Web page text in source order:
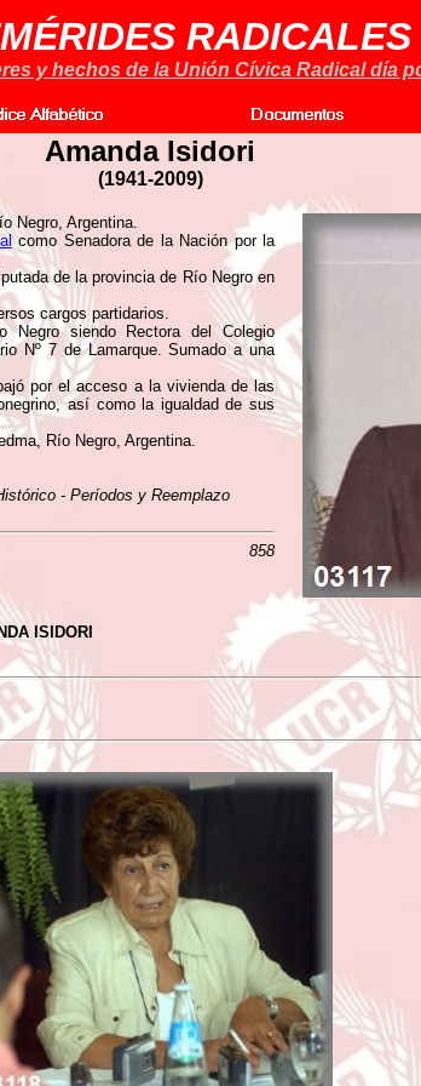
RADICALES
y hechos de la Unión Cívica Radical día
Amanda Isidori
(1941-2009)
Negro, Argentina.
como Senadora de la Nación por la
de la provincia de Río Negro en
cargos partidarios.
Negro siendo Rectora del Colegio
Nº 7 de Lamarque. Sumado a una
por el acceso a la vivienda de las
así como la igualdad de sus
Río Negro, Argentina.
- Períodos y Reemplazo
858
ISIDORI